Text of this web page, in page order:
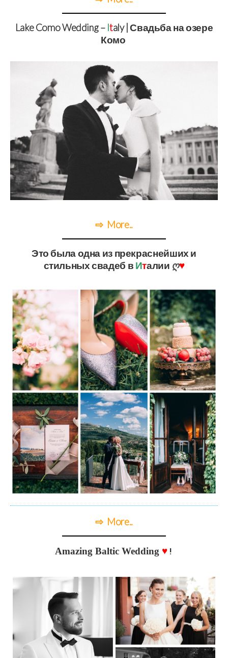
Lake Como Wedding – Italy | Свадьба на озере
Комо
⇨ More..
Это была одна из прекраснейших и
стильных свадеб в Италии ღ♥
⇨ More..
Amazing Baltic Wedding ♥!